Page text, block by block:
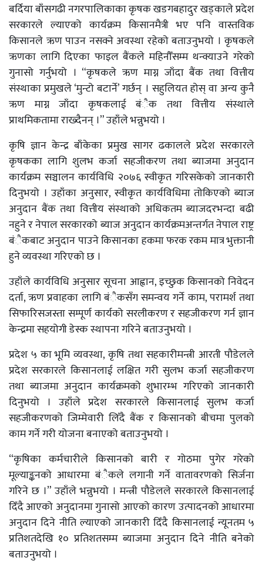
बर्दिया बाँसगढी नगरपालिकाका कृषक खडगबहादुर खड्काले प्रदेश
सरकारले ल्याएको कार्यक्रम किसानमैत्री भए पनि वास्तविक
किसानले ऋण पाउन नसक्ने अवस्था रहेको बताउनुभयो । कृषकले
ऋणका लागि दिएका फाइल बैंकले महिनौँसम्म थन्क्याउने गरेको
गुनासो गर्नुभयो । “कृषकले ऋण माग्न जाँदा बैंक तथा वित्तीय
संस्थाका प्रमुखले ‘मुन्टो बटार्ने’ गर्छन् । सहुलियत होस् वा अन्य कुनै
ऋण माग्न जाँदा कृषकलाई बंैक तथा वित्तीय संस्थाले
प्राथमिकतामा राख्दैनन् ।” उहाँले भन्नुभयो ।
कृषि ज्ञान केन्द्र बाँकेका प्रमुख सागर ढकालले प्रदेश सरकारले
कृषकका लागि शुलभ कर्जा सहजीकरण तथा ब्याजमा अनुदान
कार्यक्रम सञ्चालन कार्यविधि २०७६ स्वीकृत गरिसकेको जानकारी
दिनुभयो । उहाँका अनुसार, स्वीकृत कार्यविधिमा तोकिएको ब्याज
अनुदान बैंक तथा वित्तीय संस्थाको अधिकतम ब्याजदरभन्दा बढी
नहुने र नेपाल सरकारको ब्याज अनुदान कार्यक्रमअन्तर्गत नेपाल राष्ट्र
बंैकबाट अनुदान पाउने किसानका हकमा फरक रकम मात्र भुक्तानी
हुने व्यवस्था गरिएको छ ।
उहाँले कार्यविधि अनुसार सूचना आह्वान, इच्छुक किसानको निवेदन
दर्ता, ऋण प्रवाहका लागि बंैकसँग समन्वय गर्ने काम, परामर्श तथा
सिफारिसजस्ता सम्पूर्ण कार्यको सरलीकरण र सहजीकरण गर्न ज्ञान
केन्द्रमा सहयोगी डेस्क स्थापना गरिने बताउनुभयो ।
प्रदेश ५ का भूमि व्यवस्था, कृषि तथा सहकारीमन्त्री आरती पौडेलले
प्रदेश सरकारले किसानलाई लक्षित गरी सुलभ कर्जा सहजीकरण
तथा ब्याजमा अनुदान कार्यक्रमको शुभारम्भ गरिएको जानकारी
दिनुभयो । उहाँले प्रदेश सरकारले किसानलाई सुलभ कर्जा
सहजीकरणको जिम्मेवारी लिँदै बैंक र किसानको बीचमा पुलको
काम गर्ने गरी योजना बनाएको बताउनुभयो ।
“कृषिका कर्मचारीले किसानको बारी र गोठमा पुगेर गरेको
मूल्याङ्कनको आधारमा बंैकले लगानी गर्ने वातावरणको सिर्जना
गरिने छ ।” उहाँले भन्नुभयो । मन्त्री पौडेलले सरकारले किसानलाई
दिँदै आएको अनुदानमा गुनासो आएको कारण उत्पादनको आधारमा
अनुदान दिने नीति ल्याएको जानकारी दिँदै किसानलाई न्यूनतम ५
प्रतिशतदेखि १० प्रतिशतसम्म ब्याजमा अनुदान दिने नीति बनेको
बताउनुभयो ।